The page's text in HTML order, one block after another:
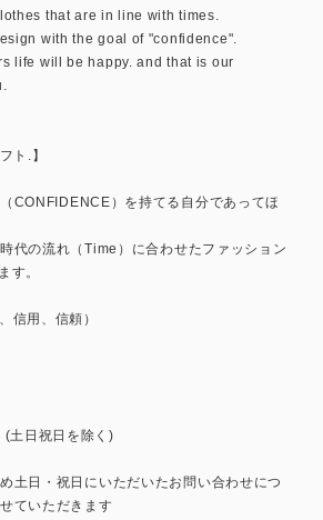
that are in line with times.
with the goal of "confidence".
life will be happy. and that is our
ト.】
CONFIDENCE）を持てる自分であってほ
代の流れ（Time）に合わせたファッション
す。
信用、信頼）
土日祝日を除く)
土日・祝日にいただいたお問い合わせにつ
ていただきます